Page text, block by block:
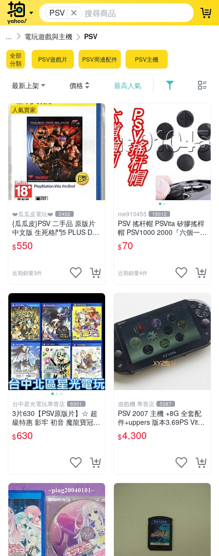
PSV 登
電玩遊戲與主機 PSV
全部
分類
PSV遊戲片 PSV周邊配件 PSV主機
最新上架 價格 最高人氣
人氣賣家
❤️瓜瓜皮電玩❤️ 2402
{瓜瓜皮}PSV 二手品 原版片
中文版 生死格鬥5 PLUS Dea
d or Alive 5(遊戲都有回收)
$550
近期銷量3件
me910455 19012
PSV 搖杆帽 PSVita 矽膠搖桿
帽 PSV1000 2000『六個一
組』六道輪迴 按鍵套 保護套
搖桿帽 有現貨
$70
近期銷量4件
台中星光電玩專賣店 6301
3片630【PSV原版片】☆ 超
級特惠 影牢 初音 魔龍寶冠
鍊金工房 ☆中古二手商品
【星光】
$630
遊戲機 專賣店 5387
PSV 2007 主機 +8G 全套配
件+uppers 版本3.69PS Vita2
$4,300